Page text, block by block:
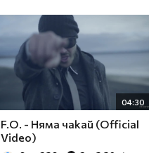
04:30
F.O. - Няма чакай (Official
Video)